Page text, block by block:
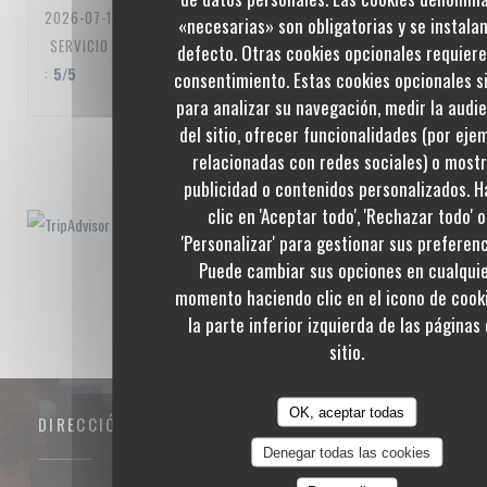
«necesarias» son obligatorias y se
defecto. Otras cookies opcionales
consentimiento. Estas cookies opcionales
para analizar su navegación, medir la
del sitio, ofrecer funcionalidades (por
relacionadas con redes sociales) o
publicidad o contenidos personalizados.
clic en 'Aceptar todo', 'Rechazar todo' o
'Personalizar' para gestionar sus
Puede cambiar sus opciones en
momento haciendo clic en el icono de
la parte inferior izquierda de las páginas
sitio.
OK, aceptar todas
Denegar todas las cookies
2026-07-10
- 20:00 - INVITADOS 3
SERVICIO
AMBIENTE: 5 /5 MENÚ: 5/5 CALIDAD / PRECIO
: 5/5
DIRECCIÓN